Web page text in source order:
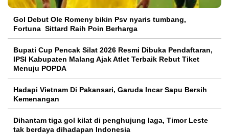
Gol Debut Ole Romeny bikin Psv nyaris tumbang,
Fortuna Sittard Raih Poin Berharga
Bupati Cup Pencak Silat 2026 Resmi Dibuka Pendaftaran,
IPSI Kabupaten Malang Ajak Atlet Terbaik Rebut Tiket
Menuju POPDA
Hadapi Vietnam Di Pakansari, Garuda Incar Sapu Bersih
Kemenangan
Dihantam tiga gol kilat di penghujung laga, Timor Leste
tak berdaya dihadapan Indonesia